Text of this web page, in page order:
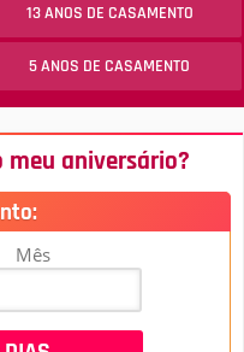
13 ANOS DE CASAMENTO
5 ANOS DE CASAMENTO
aniversário?
Mês